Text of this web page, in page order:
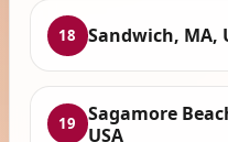
18 Sandwich, MA,
19
Sagamore
USA